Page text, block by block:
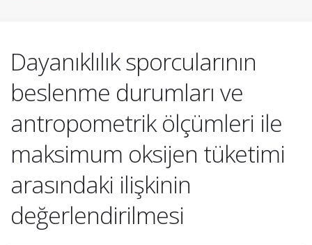
Dayanıklılık sporcularının
beslenme durumları ve
antropometrik ölçümleri ile
maksimum oksijen tüketimi
arasındaki ilişkinin
değerlendirilmesi